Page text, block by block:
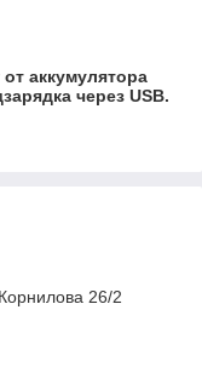
от аккумулятора
через USB.
26/2